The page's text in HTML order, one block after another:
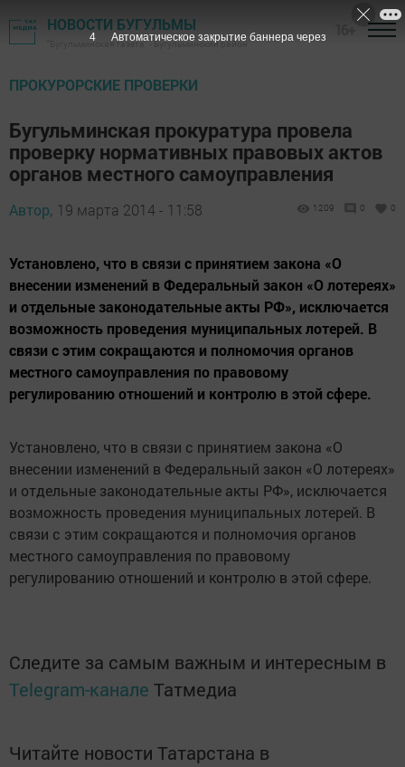
НОВОСТИ БУГУЛЬМЫ
"Бугульминская газета" - Бугульминский район
ПРОКУРОРСКИЕ ПРОВЕРКИ
Бугульминская прокуратура провела
проверку нормативных правовых актов
органов местного самоуправления
Автор, 19 марта 2014 - 11:58 1209 0 0
Установлено, что в связи с принятием закона «О
внесении изменений в Федеральный закон «О лотереях»
и отдельные законодательные акты РФ», исключается
возможность проведения муниципальных лотерей. В
связи с этим сокращаются и полномочия органов
местного самоуправления по правовому
регулированию отношений и контролю в этой сфере.
Установлено, что в связи с принятием закона «О
внесении изменений в Федеральный закон «О лотереях»
и отдельные законодательные акты РФ», исключается
возможность проведения муниципальных лотерей. В
связи с этим сокращаются и полномочия органов
местного самоуправления по правовому
регулированию отношений и контролю в этой сфере.
Следите за самым важным и интересным в
Telegram-канале Татмедиа
Читайте новости Татарстана в
3 Автоматическое закрытие баннера через